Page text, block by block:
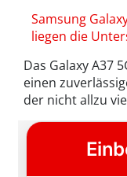
Samsung
liegen die
Das Galaxy A37
einen
der nicht allzu